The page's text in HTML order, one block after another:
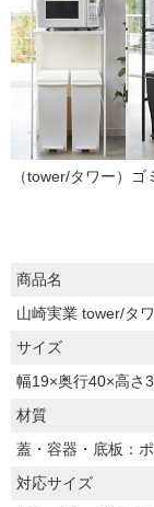
（tower/タワー）ゴ
商品名
山崎実業 tower/タ
サイズ
幅19×奥行40×高さ
材質
蓋・容器・底板：
対応サイズ